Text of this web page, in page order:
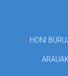
HONI